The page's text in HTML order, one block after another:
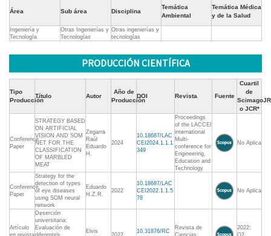
Área Sub área Disciplina
Temática
Ambiental
Temática Médica
y de la Salud
Ingeniería y
Tecnología
Otras Ingenierías y
Tecnologías
Otras ingenierías y
tecnologías
PRODUCCIÓN CIENTÍFICA
Tipo
Producción
Título Autor
Año de
Producción
DOI Revista Fuente
Cuartil
de
ScimagoJR
o JCR*
Conference
Paper
STRATEGY BASED
ON ARTIFICIAL
VISION AND SOM
NET FOR THE
CLASSIFICATION
OF MARBLED
MEAT
Zegarra
Raúl
Eduardo
H.
2024
10.18687/LAC
CEI2024.1.1.1
349
Proceedings
of the LACCEI
international
Multi-
conference for
Engineering,
Education and
Technology
No Aplica
Conference
Paper
Strategy for the
detection of types
of eye diseases
using SOM neural
network
Eduardo
H.Z.R.
2022
10.18687/LAC
CEI2022.1.1.5
78
No Aplica
Artículo
en revista
Deserción
universitaria:
Evaluación de
diferentes
Elvis
2022
10.31876/RC
Revista de
Ciencias
2022:
Q2,